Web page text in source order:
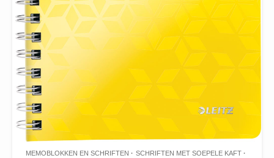
MEMOBLOKKEN EN SCHRIFTEN
SCHRIFTEN MET SOEPELE KAFT